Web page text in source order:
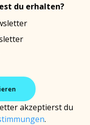
du erhalten?
akzeptierst du
.